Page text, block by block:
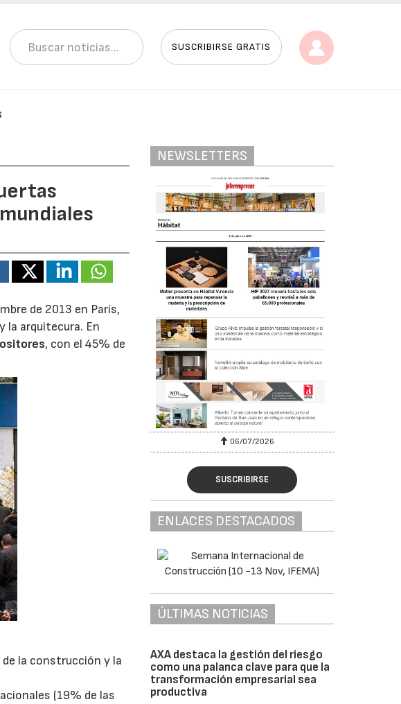
SUSCRIBIRSE GRATIS
de 2013 en París,
la arquitecura. En
, con el 45% de
la construcción y la
(19% de las
NEWSLETTERS
06/07/2026
SUSCRIBIRSE
ENLACES DESTACADOS
ÚLTIMAS NOTICIAS
AXA destaca la gestión del riesgo
como una palanca clave para que la
transformación empresarial sea
productiva